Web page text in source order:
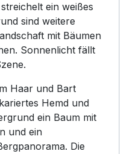
ein weißes
sind weitere
mit Bäumen
Sonnenlicht fällt
Haar und Bart
Hemd und
ein Baum mit
und ein
Die